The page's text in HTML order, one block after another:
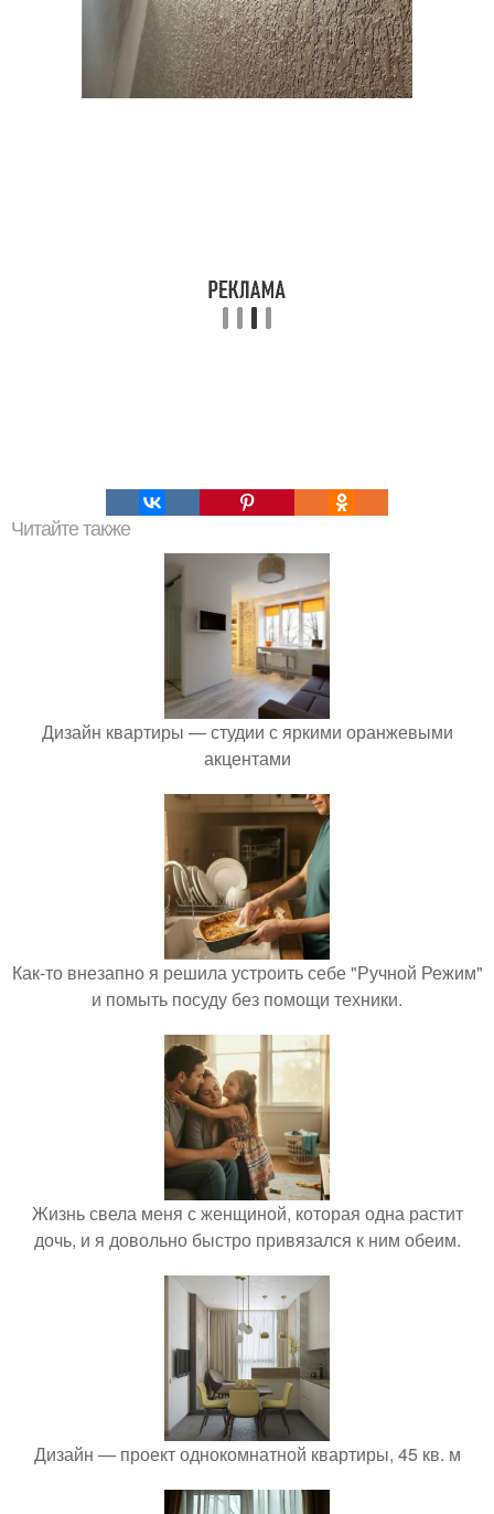
Читайте также
Дизайн квартиры — студии с яркими оранжевыми
акцентами
Как-то внезапно я решила устроить себе "Ручной Режим"
и помыть посуду без помощи техники.
Жизнь свела меня с женщиной, которая одна растит
дочь, и я довольно быстро привязался к ним обеим.
Дизайн — проект однокомнатной квартиры, 45 кв. м